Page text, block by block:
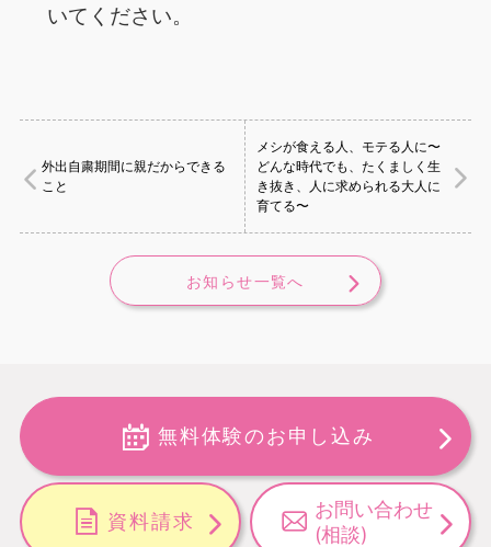
いてください。
外出自粛期間に親だからできる
こと
メシが食える人、モテる人に〜
どんな時代でも、たくましく生
き抜き、人に求められる大人に
育てる〜
お知らせ一覧へ
無料体験のお申し込み
資料請求
お問い合わせ
(相談)